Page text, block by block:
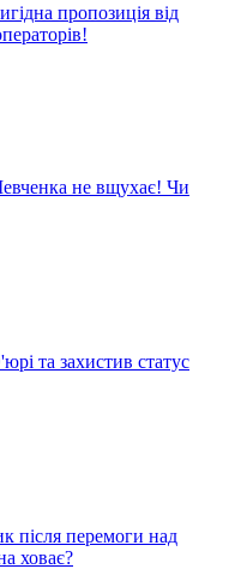
пропозиція від
не вщухає! Чи
та захистив статус
після перемоги над
ховає?